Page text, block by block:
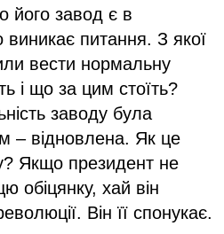
його завод є в
виникає питання. З якої
вести нормальну
і що за цим стоїть?
заводу була
– відновлена. Як це
Якщо президент не
обіцянку, хай він
Він її спонукає.